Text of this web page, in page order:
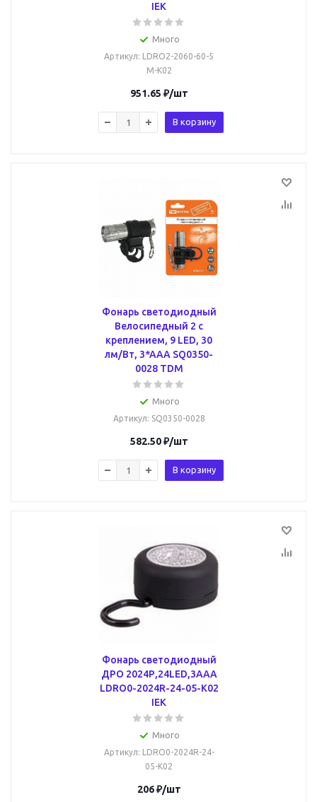
IEK
Много
Артикул: LDRO2-2060-60-5
M-K02
951.65 ₽/шт
В корзину
Фонарь светодиодный
Велосипедный 2 с
креплением, 9 LED, 30
лм/Вт, 3*AAA SQ0350-
0028 TDM
Много
Артикул: SQ0350-0028
582.50₽/шт
В корзину
Фонарь светодиодный
ДРО 2024Р,24LED,3ААA
LDRO0-2024R-24-05-K02
IEK
Много
Артикул: LDRO0-2024R-24-
05-K02
206₽/шт